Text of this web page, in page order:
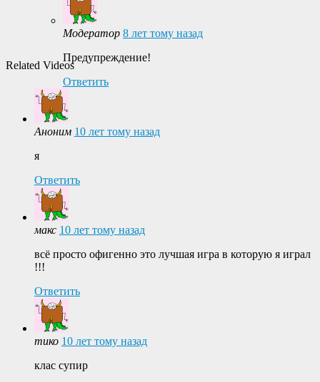
Related Videos
Модератор 8 лет тому назад
Предупреждение!
Ответить
Аноним 10 лет тому назад
я
Ответить
макс 10 лет тому назад
всё просто офигенно это лучшая игра в которую я играл
!!!
Ответить
тико 10 лет тому назад
клас супир